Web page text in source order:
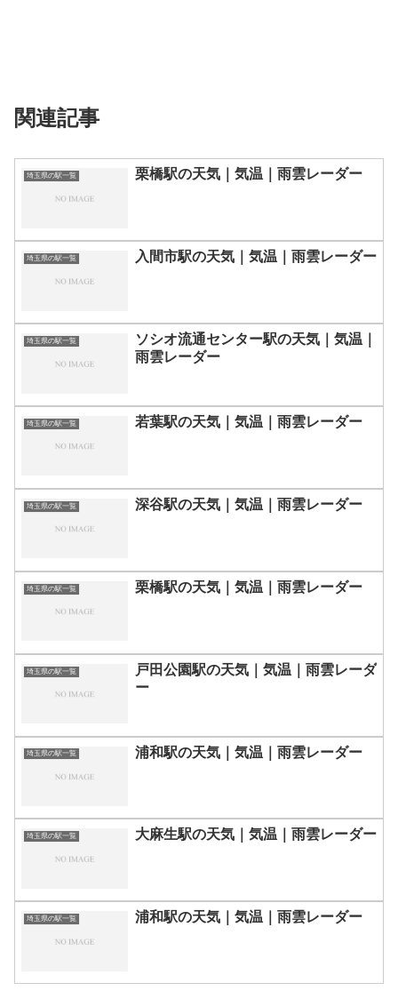
関連記事
埼玉県の駅一覧 栗橋駅の天気｜気温｜雨雲レーダー
埼玉県の駅一覧 入間市駅の天気｜気温｜雨雲レーダー
埼玉県の駅一覧
ソシオ流通センター駅の天気｜気温｜
雨雲レーダー
埼玉県の駅一覧 若葉駅の天気｜気温｜雨雲レーダー
埼玉県の駅一覧 深谷駅の天気｜気温｜雨雲レーダー
埼玉県の駅一覧 栗橋駅の天気｜気温｜雨雲レーダー
埼玉県の駅一覧
戸田公園駅の天気｜気温｜雨雲レーダ
ー
埼玉県の駅一覧 浦和駅の天気｜気温｜雨雲レーダー
埼玉県の駅一覧 大麻生駅の天気｜気温｜雨雲レーダー
埼玉県の駅一覧 浦和駅の天気｜気温｜雨雲レーダー